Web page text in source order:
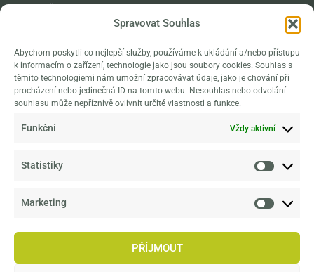
Spravovat Souhlas
Abychom poskytli co nejlepší služby, používáme k ukládání a/nebo přístupu
k informacím o zařízení, technologie jako jsou soubory cookies. Souhlas s
těmito technologiemi nám umožní zpracovávat údaje, jako je chování při
procházení nebo jedinečná ID na tomto webu. Nesouhlas nebo odvolání
souhlasu může nepříznivě ovlivnit určité vlastnosti a funkce.
Funkční Vždy aktivní
Statistiky
Marketing
PŘÍJMOUT
rostlin,
naplňuje
poslání
klasické
zahrady, které
ještě o
aktivity v širší
životního